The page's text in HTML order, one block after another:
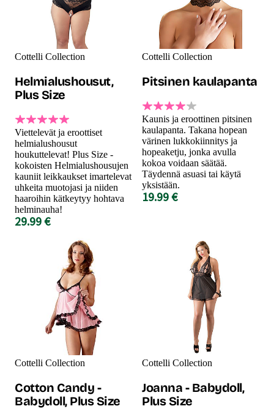
Cottelli Collection
Helmialushousut,
Plus Size
Viettelevät ja eroottiset
helmialushousut
houkuttelevat! Plus Size -
kokoisten Helmialushousujen
kauniit leikkaukset imartelevat
uhkeita muotojasi ja niiden
haaroihin kätkeytyy hohtava
helminauha!
29.99 €
Cottelli Collection
Pitsinen kaulapanta
Kaunis ja eroottinen pitsinen
kaulapanta. Takana hopean
värinen lukkokiinnitys ja
hopeaketju, jonka avulla
kokoa voidaan säätää.
Täydennä asuasi tai käytä
yksistään.
19.99 €
Cottelli Collection
Cotton Candy -
Babydoll, Plus Size
Cottelli Collection
Joanna - Babydoll,
Plus Size